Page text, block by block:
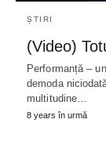
ȘTIRI
(Video)
Performanță –
demoda
multitudine…
8 years în urmă